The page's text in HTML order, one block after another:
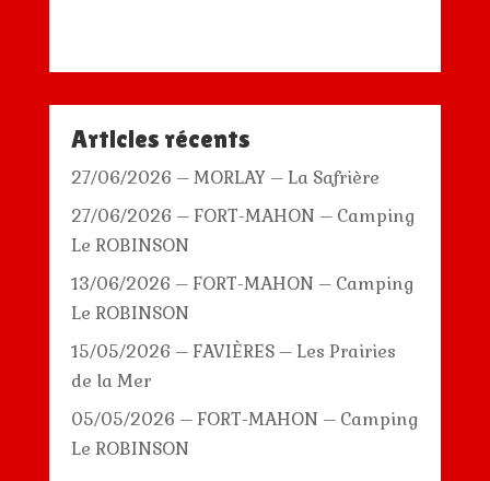
Articles récents
27/06/2026 – MORLAY – La Safrière
27/06/2026 – FORT-MAHON – Camping
Le ROBINSON
13/06/2026 – FORT-MAHON – Camping
Le ROBINSON
15/05/2026 – FAVIÈRES – Les Prairies
de la Mer
05/05/2026 – FORT-MAHON – Camping
Le ROBINSON